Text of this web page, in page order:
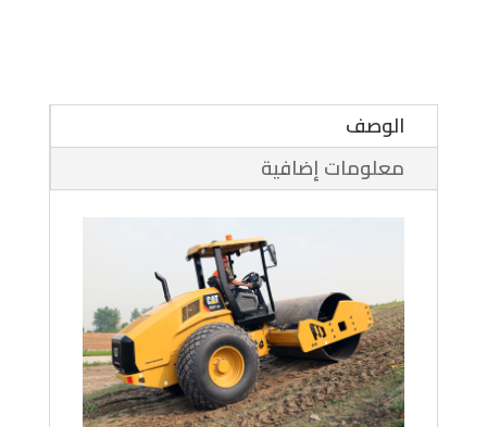
الوصف
معلومات إضافية